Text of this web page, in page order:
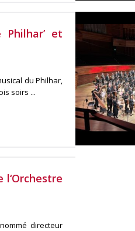
et
du Philhar,
soirs ...
directeur